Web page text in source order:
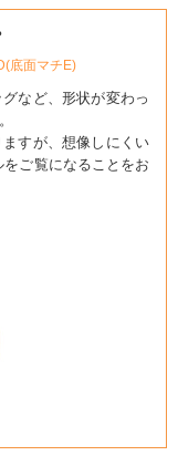
底面マチE)
など、形状が変わっ
すが、想像しにくい
ご覧になることをお